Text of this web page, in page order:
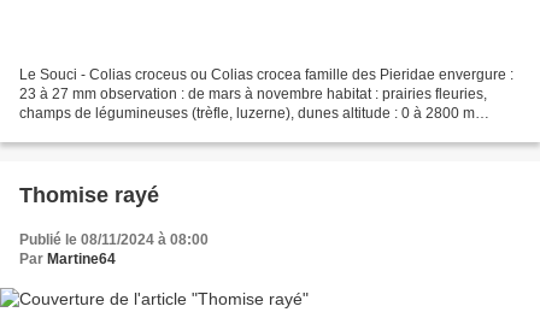
Le Souci - Colias croceus ou Colias crocea famille des Pieridae envergure :
23 à 27 mm observation : de mars à novembre habitat : prairies fleuries,
champs de légumineuses (trèfle, luzerne), dunes altitude : 0 à 2800 m
Thomise rayé
Publié le 08/11/2024 à 08:00
Par Martine64